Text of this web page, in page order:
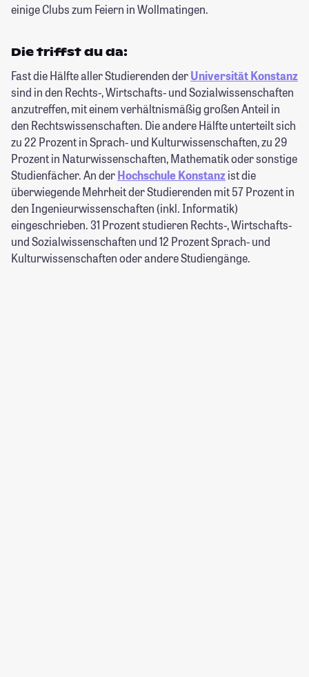
einige Clubs zum Feiern in Wollmatingen.
Die triffst du da:
Fast die Hälfte aller Studierenden derUniversität Konstanz
sind in den Rechts-, Wirtschafts- und Sozialwissenschaften
anzutreffen, mit einem verhältnismäßig großen Anteil in
den Rechtswissenschaften. Die andere Hälfte unterteilt sich
zu 22 Prozent in Sprach- und Kulturwissenschaften, zu 29
Prozent in Naturwissenschaften, Mathematik oder sonstige
Studienfächer. An derHochschule Konstanzist die
überwiegende Mehrheit der Studierenden mit 57 Prozent in
den Ingenieurwissenschaften (inkl. Informatik)
eingeschrieben. 31 Prozent studieren Rechts-, Wirtschafts-
und Sozialwissenschaften und 12 Prozent Sprach- und
Kulturwissenschaften oder andere Studiengänge.